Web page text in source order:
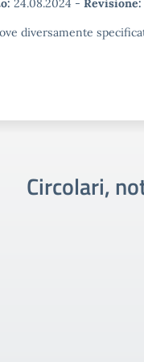
24.08.2024 - Revisione:
diversamente
Circolari,